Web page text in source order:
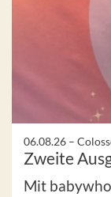
06.08.26 –
Zweite
Mit